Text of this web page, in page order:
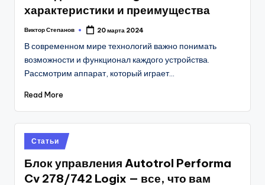
характеристики и преимущества
Posted
Виктор Степанов 20 марта 2024
В современном мире технологий важно понимать
возможности и функционал каждого устройства.
Рассмотрим аппарат, который играет…
Read More
Posted
in
Статьи
Блок управления Autotrol Performa
Cv 278/742 Logix — все, что вам